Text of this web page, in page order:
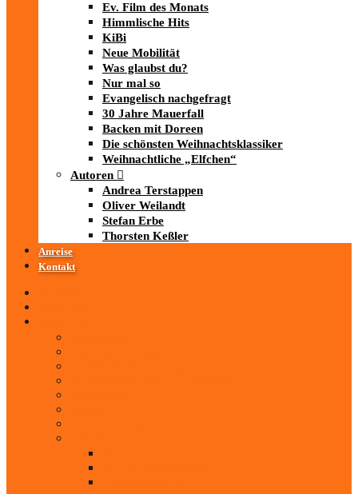
Ev. Film des Monats
Himmlische Hits
KiBi
Neue Mobilität
Was glaubst du?
Nur mal so
Evangelisch nachgefragt
30 Jahre Mauerfall
Backen mit Doreen
Die schönsten Weihnachtsklassiker
Weihnachtliche „Elfchen“
Autoren
Andrea Terstappen
Oliver Weilandt
Stefan Erbe
Thorsten Keßler
Anreise
Kontakt